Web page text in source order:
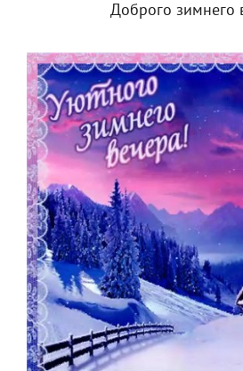
Доброго зимнего